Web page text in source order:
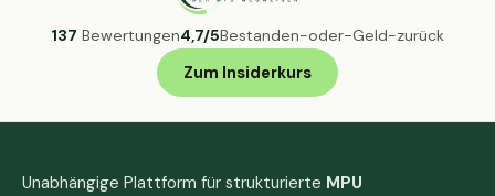
137 Bewertungen4,7/5Bestanden-oder-Geld-zurück
Zum Insiderkurs
Unabhängige Plattform für strukturierte MPU